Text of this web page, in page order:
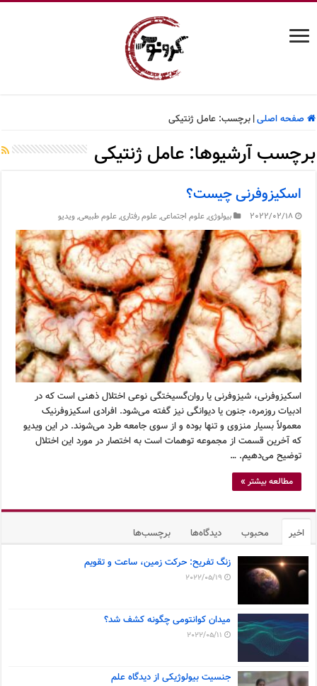
صفحه اصلی| برچسب:عامل ژنتیکی
برچسب آرشیوها:عامل ژنتیکی
اسکیزوفرنی چیست؟
2022/02/18 بیولوژی,علوم اجتماعی,علوم رفتاری,علوم طبیعی,ویدیو
اسکیزوفرنی، شیزوفرنی یا روان‌گسیختگی نوعی اختلال ذهنی است که در
ادبیات روزمره، جنون یا دیوانگی نیز گفته می‌شود. افرادی اسکیزوفرنیک
معمولاً بسیار منزوی و تنها بوده و از سوی جامعه طرد می‌شوند. در این ویدیو
که آخرین قسمت از مجموعه توهمات است به اختصار در مورد این اختلال
توضیح می‌دهیم. …
مطالعه بیشتر »
اخیر محبوب دیدگاه‌ها برچسب‌ها
زنگ تفریح: حرکت زمین، ساعت و تقویم
2022/05/19
میدان کوانتومی چگونه کشف شد؟
2022/05/11
جنسیت بیولوژیکی از دیدگاه علم